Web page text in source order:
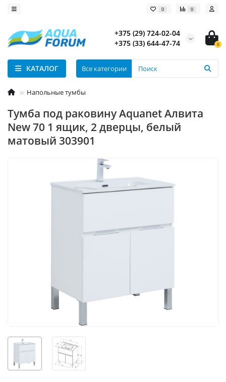
0 0
+375 (29) 724-02-04
+375 (33) 644-47-74
0
КАТАЛОГ Все категории
Напольные тумбы
Тумба под раковину Aquanet Алвита
New 70 1 ящик, 2 дверцы, белый
матовый 303901